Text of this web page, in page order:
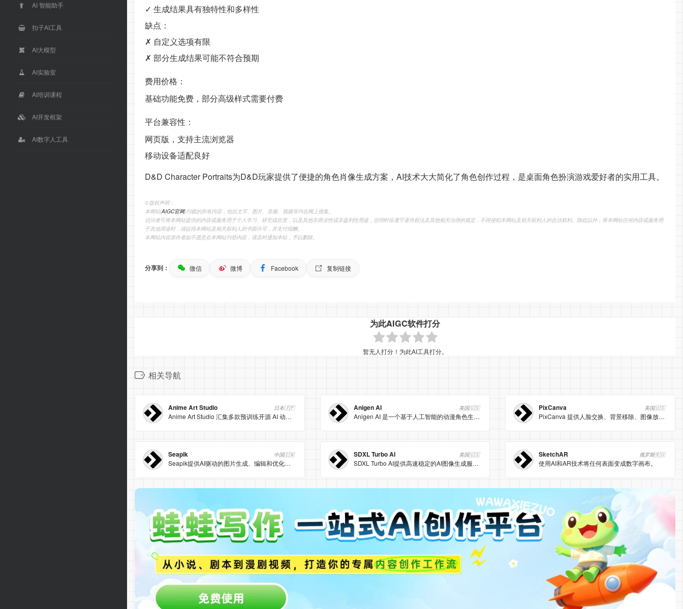
AI 智能助手
扣子AI工具
AI大模型
AI实验室
AI培训课程
AI开发框架
AI数字人工具
✓ 生成结果具有独特性和多样性
缺点：
✗ 自定义选项有限
✗ 部分生成结果可能不符合预期
费用价格：
基础功能免费，部分高级样式需要付费
平台兼容性：
网页版，支持主流浏览器
移动设备适配良好
D&D Character Portraits为D&D玩家提供了便捷的角色肖像生成方案，AI技术大大简化了角色创作过程，是桌面角色扮演游戏爱好者的实用工具。
©️版权声明：
本网站(AIGC官网)刊载的所有内容，包括文字、图片、音频、视频等均在网上搜集。
访问者可将本网站提供的内容或服务用于个人学习、研究或欣赏，以及其他非商业性或非盈利性用途，但同时应遵守著作权法及其他相关法律的规定，不得侵犯本网站及相关权利人的合法权利。除此以外，将本网站任何内容或服务用
于其他用途时，须征得本网站及相关权利人的书面许可，并支付报酬。
本网站内容原作者如不愿意在本网站刊登内容，请及时通知本站，予以删除。
分享到： 微信 微博 Facebook 复制链接
为此AIGC软件打分
暂无人打分！为此AI工具打分。
相关导航
Anime Art Studio 日本🇯🇵
Anime Art Studio 汇集多款预训练开源 AI 动漫模型，无需安装即可在线生成高质量动漫图像、语音、视频与动画；支持同提示多模型并行创作，可商用且完全免费。
Anigen AI 美国🇺🇸
Anigen AI 是一个基于人工智能的动漫角色生成工具，帮助用户快速创建个性化的动漫形象。
PixCanva 美国🇺🇸
PixCanva 提供人脸交换、背景移除、图像放大、艺术现实主义、QR 美码等AI工具，无需信用卡即可在线使用，适合电商、社媒、设计师及普通用户快速生成创意视觉。
Seapik 中国🇨🇳
Seapik提供AI驱动的图片生成、编辑和优化功能。
SDXL Turbo AI 美国🇺🇸
SDXL Turbo AI提供高速稳定的AI图像生成服务。
SketchAR 俄罗斯🇷🇺
使用AI和AR技术将任何表面变成数字画布。